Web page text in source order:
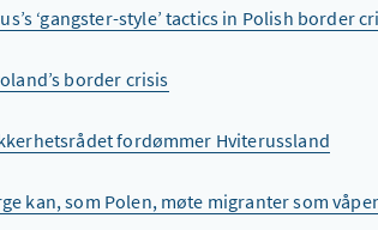
‘gangster-style’ tactics in Polish border
border crisis
fordømmer Hviterussland
kan, som Polen, møte migranter som